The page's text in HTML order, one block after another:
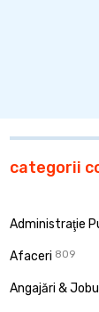
categorii
Administraţie
Afaceri 809
Angajări &